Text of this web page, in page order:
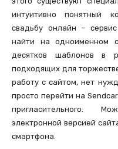
интуитивно понятный
свадьбу онлайн – сервис
найти на одноименном
десятков шаблонов в
подходящих для
работу с сайтом, нет
просто перейти на
пригласительного.
электронной версией
смартфона.